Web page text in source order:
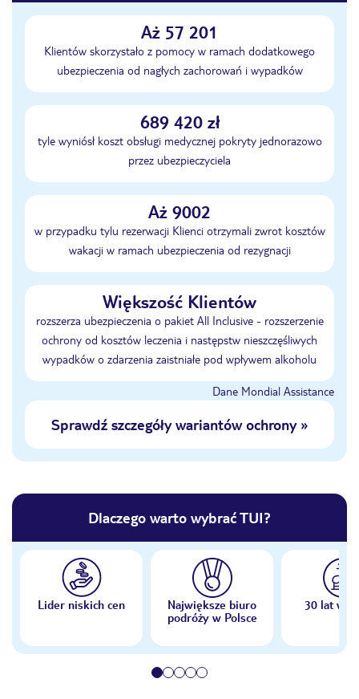
Aż 57 201
Klientów skorzystało z pomocy w ramach dodatkowego
ubezpieczenia od nagłych zachorowań i wypadków
689 420 zł
tyle wyniósł koszt obsługi medycznej pokryty jednorazowo
przez ubezpieczyciela
Aż 9002
w przypadku tylu rezerwacji Klienci otrzymali zwrot kosztów
wakacji w ramach ubezpieczenia od rezygnacji
Większość Klientów
rozszerza ubezpieczenia o pakiet All Inclusive - rozszerzenie
ochrony od kosztów leczenia i następstw nieszczęśliwych
wypadków o zdarzenia zaistniałe pod wpływem alkoholu
Dane Mondial Assistance
Sprawdź szczegóły wariantów ochrony»
Dlaczego warto wybrać TUI?
Lider niskich cen
Największe biuro
podróży w Polsce
30 lat w